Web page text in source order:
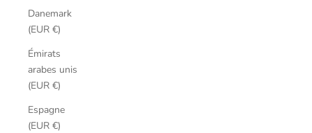
Danemark
(EUR €)
Émirats
arabes unis
(EUR €)
Espagne
(EUR €)